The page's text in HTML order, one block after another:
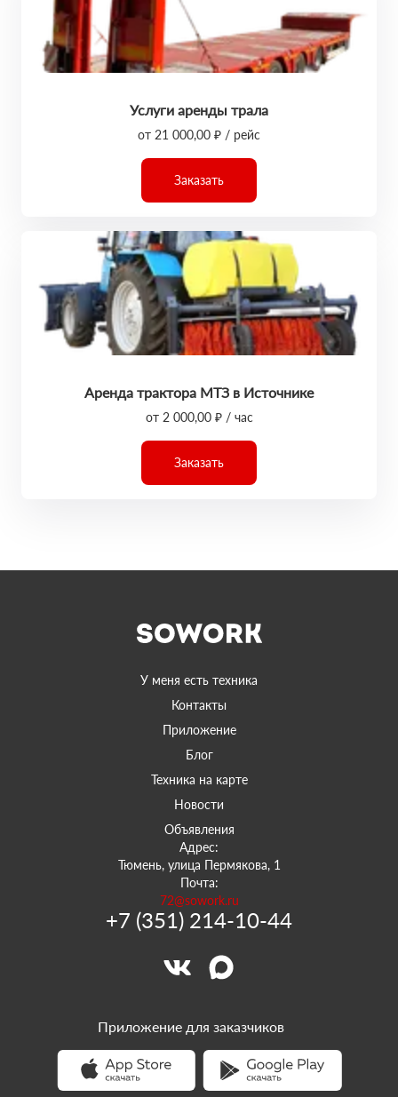
Услуги аренды трала
от 21 000,00 ₽ / рейс
Заказать
Аренда трактора МТЗ в Источнике
от 2 000,00 ₽ / час
Заказать
У меня есть техника
Контакты
Приложение
Блог
Техника на карте
Новости
Объявления
Адрес:
Тюмень, улица Пермякова, 1
Почта:
72@sowork.ru
+7 (351) 214-10-44
Приложение для заказчиков